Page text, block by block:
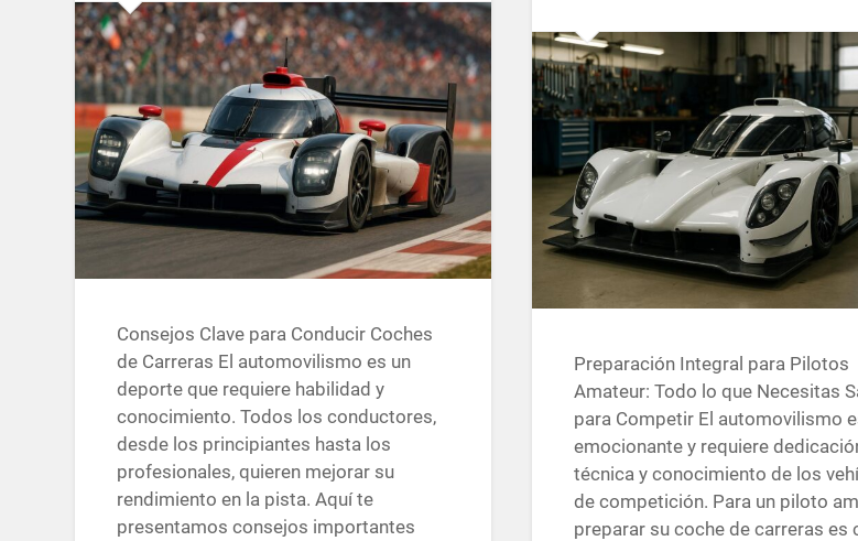
Consejos Clave para Conducir Coches
de Carreras El automovilismo es un
deporte que requiere habilidad y
conocimiento. Todos los conductores,
desde los principiantes hasta los
profesionales, quieren mejorar su
rendimiento en la pista. Aquí te
presentamos consejos importantes
Preparación Integral para Pilotos
Amateur: Todo lo que Necesitas
para Competir El automovilismo
emocionante y requiere
técnica y conocimiento de los
de competición. Para un piloto
preparar su coche de carreras es